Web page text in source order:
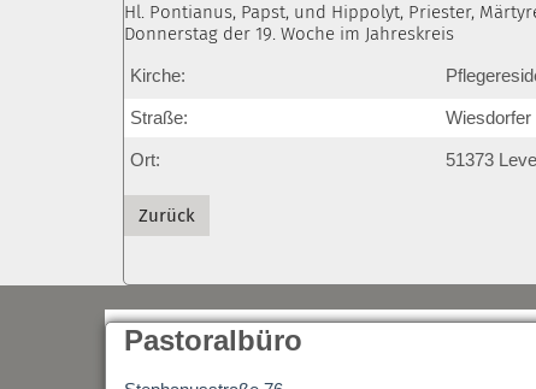
Hl. Pontianus, Papst, und Hippolyt, Priester,
Donnerstag der 19. Woche im Jahreskreis
Kirche:
Straße: Wiesdorfer
Ort: 51373
Zurück
Pastoralbüro